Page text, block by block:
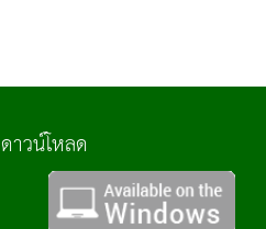
ดาวน์โหลด